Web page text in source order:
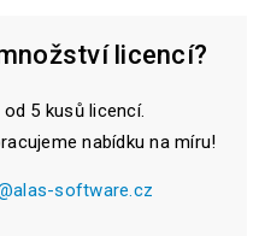
licencí?
5 kusů licencí.
nabídku na míru!
software.cz